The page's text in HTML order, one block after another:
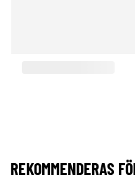
REKOMMENDERAS